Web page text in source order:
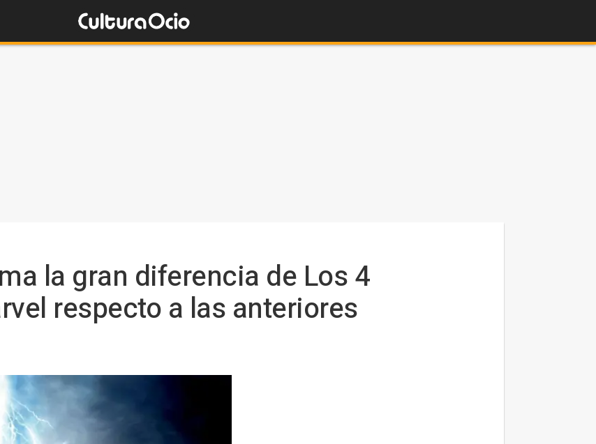
la gran diferencia de Los 4
respecto a las anteriores